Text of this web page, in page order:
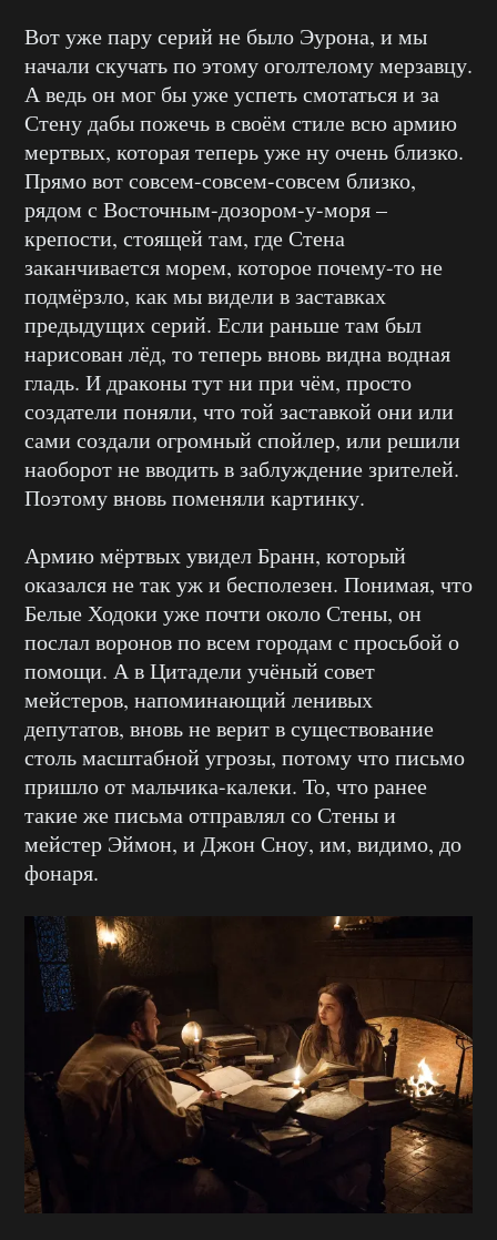
Вот уже пару серий не было Эурона, и мы
начали скучать по этому оголтелому мерзавцу.
А ведь он мог бы уже успеть смотаться и за
Стену дабы пожечь в своём стиле всю армию
мертвых, которая теперь уже ну очень близко.
Прямо вот совсем-совсем-совсем близко,
рядом с Восточным-дозором-у-моря –
крепости, стоящей там, где Стена
заканчивается морем, которое почему-то не
подмёрзло, как мы видели в заставках
предыдущих серий. Если раньше там был
нарисован лёд, то теперь вновь видна водная
гладь. И драконы тут ни при чём, просто
создатели поняли, что той заставкой они или
сами создали огромный спойлер, или решили
наоборот не вводить в заблуждение зрителей.
Поэтому вновь поменяли картинку.
Армию мёртвых увидел Бранн, который
оказался не так уж и бесполезен. Понимая, что
Белые Ходоки уже почти около Стены, он
послал воронов по всем городам с просьбой о
помощи. А в Цитадели учёный совет
мейстеров, напоминающий ленивых
депутатов, вновь не верит в существование
столь масштабной угрозы, потому что письмо
пришло от мальчика-калеки. То, что ранее
такие же письма отправлял со Стены и
мейстер Эймон, и Джон Сноу, им, видимо, до
фонаря.